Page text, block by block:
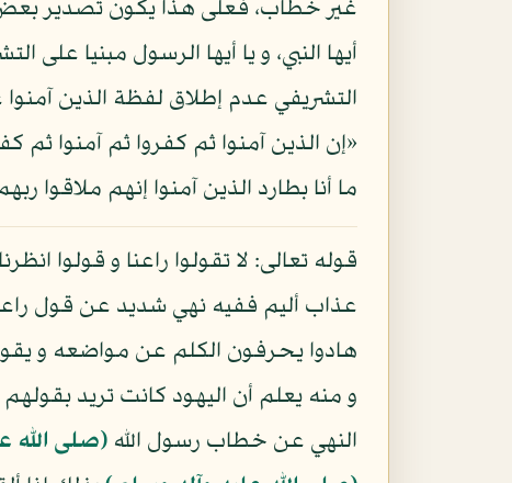
غير خطاب، فعلى هذا يكون تصدير بعض
أيها النبي، و يا أيها الرسول مبنيا
التشريفي عدم إطلاق لفظة الذين
ما أنا بطارد الذين آمنوا إنهم ملاقوا
قوله تعالى: لا تقولوا راعنا و قولوا
عذاب أليم ففيه نهي شديد عن قول
و منه يعلم أن اليهود كانت تريد بقولهم
النهي عن خطاب رسول الله (صلى الله